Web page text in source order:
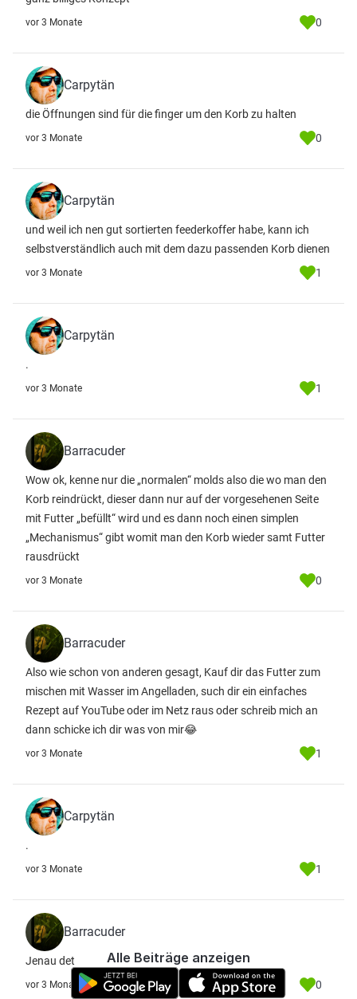
vor 3 Monate 0
Carpytän
die Öffnungen sind für die finger um den Korb zu halten
vor 3 Monate 0
Carpytän
und weil ich nen gut sortierten feederkoffer habe, kann ich
selbstverständlich auch mit dem dazu passenden Korb dienen
vor 3 Monate 1
Carpytän
.
vor 3 Monate 1
Barracuder
Wow ok, kenne nur die „normalen“ molds also die wo man den
Korb reindrückt, dieser dann nur auf der vorgesehenen Seite
mit Futter „befüllt“ wird und es dann noch einen simplen
„Mechanismus“ gibt womit man den Korb wieder samt Futter
rausdrückt
vor 3 Monate 0
Barracuder
Also wie schon von anderen gesagt, Kauf dir das Futter zum
mischen mit Wasser im Angelladen, such dir ein einfaches
Rezept auf YouTube oder im Netz raus oder schreib mich an
dann schicke ich dir was von mir😂
vor 3 Monate 1
Carpytän
.
vor 3 Monate 1
Barracuder
Jenau det
vor 3 Monate 0
Alle Beiträge anzeigen